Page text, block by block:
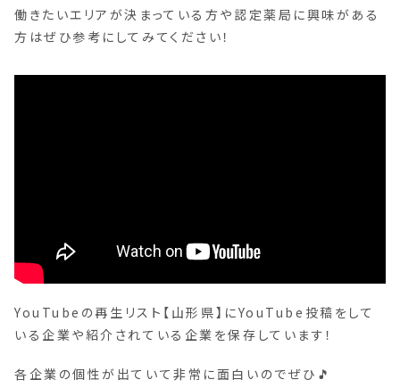
働きたいエリアが決まっている方や認定薬局に興味がある
方はぜひ参考にしてみてください！
YouTubeの再生リスト【山形県】にYouTube投稿をして
いる企業や紹介されている企業を保存しています！
各企業の個性が出ていて非常に面白いのでぜひ🎵